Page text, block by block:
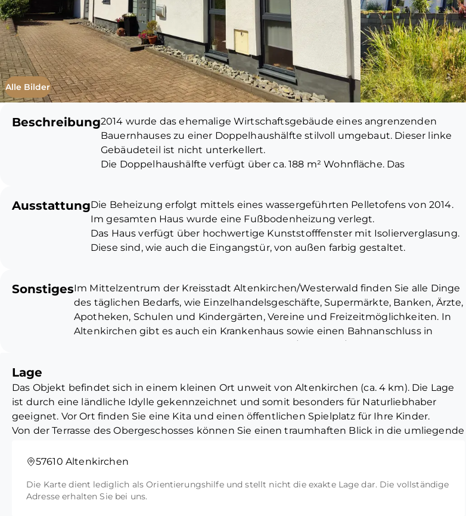
Alle Bilder
Beschreibung2014 wurde das ehemalige Wirtschaftsgebäude eines angrenzenden
Bauernhauses zu einer Doppelhaushälfte stilvoll umgebaut. Dieser linke
Gebäudeteil ist nicht unterkellert.
Die Doppelhaushälfte verfügt über ca. 188 m² Wohnfläche. Das
geschmackvoll und modern hergerichtet. Vom Wohn- bzw. Esszimmer
gelangt man auf eine riesige Außenterrasse und in den liebevoll
angelegten Garten mit Gartenteich. Die Diele bietet einen freien Blick in
die Galerie im OG. Beim Umbau wurde auf eine energieeffiziente
versehen. Im Dach wurde der Dachboden gedämmt.
Die Immobilie ist besonders für eine Familie mit Kindern und Käufer
geeignet, die gerne im Grünen und dennoch in der Nähe der Kreisstadt
wohnen wollen.
AusstattungDie Beheizung erfolgt mittels eines wassergeführten Pelletofens von 2014.
Im gesamten Haus wurde eine Fußbodenheizung verlegt.
Das Haus verfügt über hochwertige Kunststofffenster mit Isolierverglasung.
Diese sind, wie auch die Eingangstür, von außen farbig gestaltet.
Die Küche kann nach Absprache ggf. im Haus verbleiben.
SonstigesIm Mittelzentrum der Kreisstadt Altenkirchen/Westerwald finden Sie alle Dinge
des täglichen Bedarfs, wie Einzelhandelsgeschäfte, Supermärkte, Banken, Ärzte,
Apotheken, Schulen und Kindergärten, Vereine und Freizeitmöglichkeiten. In
Altenkirchen gibt es auch ein Krankenhaus sowie einen Bahnanschluss in
besonders reizvoll für Naturfreunde und Ruhesuchende. Er grenzt an die
Ballungszentren Bonn, Koblenz, Siegen und Wetzlar.
Lage
Das Objekt befindet sich in einem kleinen Ort unweit von Altenkirchen (ca. 4 km). Die Lage
ist durch eine ländliche Idylle gekennzeichnet und somit besonders für Naturliebhaber
geeignet. Vor Ort finden Sie eine Kita und einen öffentlichen Spielplatz für Ihre Kinder.
Von der Terrasse des Obergeschosses können Sie einen traumhaften Blick in die umliegende
hinter dem Haus größtenteils eingefriedet.
57610 Altenkirchen
Die Karte dient lediglich als Orientierungshilfe und stellt nicht die exakte Lage dar. Die vollständige
Adresse erhalten Sie bei uns.